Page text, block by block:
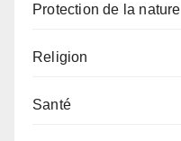
Protection de la nature
Religion
Santé